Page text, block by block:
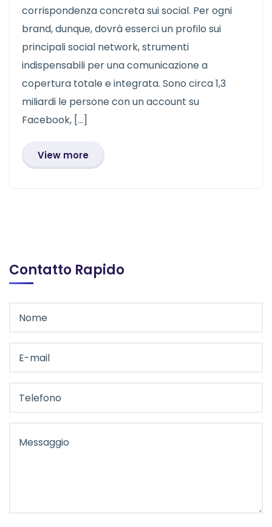
corrispondenza concreta sui social. Per ogni
brand, dunque, dovrà esserci un profilo sui
principali social network, strumenti
indispensabili per una comunicazione a
copertura totale e integrata. Sono circa 1,3
miliardi le persone con un account su
Facebook, […]
View more
Contatto Rapido